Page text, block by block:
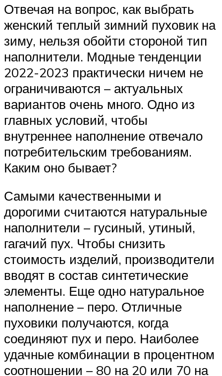
Отвечая на вопрос, как выбрать
женский теплый зимний пуховик на
зиму, нельзя обойти стороной тип
наполнители. Модные тенденции
2022-2023 практически ничем не
ограничиваются – актуальных
вариантов очень много. Одно из
главных условий, чтобы
внутреннее наполнение отвечало
потребительским требованиям.
Каким оно бывает?
Самыми качественными и
дорогими считаются натуральные
наполнители – гусиный, утиный,
гагачий пух. Чтобы снизить
стоимость изделий, производители
вводят в состав синтетические
элементы. Еще одно натуральное
наполнение – перо. Отличные
пуховики получаются, когда
соединяют пух и перо. Наиболее
удачные комбинации в процентном
соотношении – 80 на 20 или 70 на